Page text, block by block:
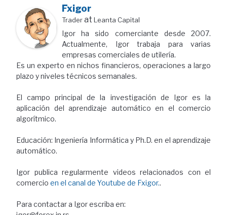
Fxigor
Traderat Leanta Capital
Igor ha sido comerciante desde 2007.
Actualmente, Igor trabaja para varias
empresas comerciales de utilería.
Es un experto en nichos financieros, operaciones a largo
plazo y niveles técnicos semanales.
El campo principal de la investigación de Igor es la
aplicación del aprendizaje automático en el comercio
algorítmico.
Educación: Ingeniería Informática y Ph.D. en el aprendizaje
automático.
Igor publica regularmente videos relacionados con el
comercio en el canal de Youtube de Fxigor..
Para contactar a Igor escriba en: